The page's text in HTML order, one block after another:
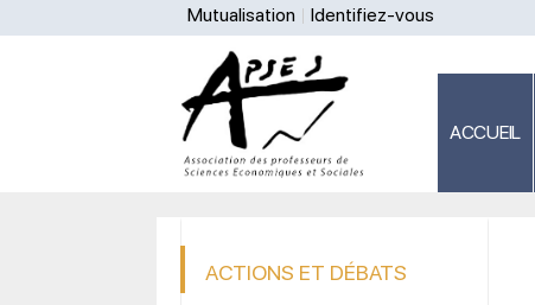
Mutualisation Identifiez-vous
ACCUEIL
ACTIONS ET DÉBATS